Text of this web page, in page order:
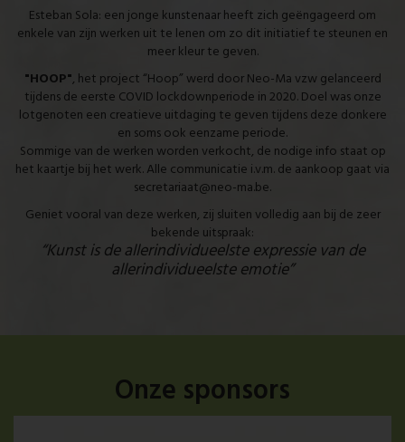
Esteban Sola: een jonge kunstenaar heeft zich geëngageerd om
enkele van zijn werken uit te lenen om zo dit initiatief te steunen en
meer kleur te geven.
"HOOP", het project “Hoop” werd door Neo-Ma vzw gelanceerd
tijdens de eerste COVID lockdownperiode in 2020. Doel was onze
lotgenoten een creatieve uitdaging te geven tijdens deze donkere
en soms ook eenzame periode.
Sommige van de werken worden verkocht, de nodige info staat op
het kaartje bij het werk. Alle communicatie i.v.m. de aankoop gaat via
secretariaat@neo-ma.be.
Geniet vooral van deze werken, zij sluiten volledig aan bij de zeer
bekende uitspraak:
“Kunst is de allerindividueelste expressie van de
allerindividueelste emotie”
Onze sponsors